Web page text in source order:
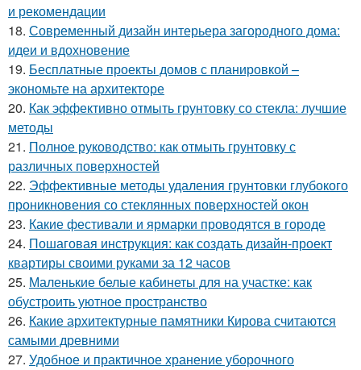
и рекомендации
18. Современный дизайн интерьера загородного дома:
идеи и вдохновение
19. Бесплатные проекты домов с планировкой –
экономьте на архитекторе
20. Как эффективно отмыть грунтовку со стекла: лучшие
методы
21. Полное руководство: как отмыть грунтовку с
различных поверхностей
22. Эффективные методы удаления грунтовки глубокого
проникновения со стеклянных поверхностей окон
23. Какие фестивали и ярмарки проводятся в городе
24. Пошаговая инструкция: как создать дизайн-проект
квартиры своими руками за 12 часов
25. Маленькие белые кабинеты для на участке: как
обустроить уютное пространство
26. Какие архитектурные памятники Кирова считаются
самыми древними
27. Удобное и практичное хранение уборочного